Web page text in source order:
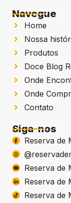
Navegue
Home
Nossa
Produtos
Doce Blog
Onde
Onde
Contato
Siga-nos
Reserva de
Reserva de
Reserva de
Reserva de